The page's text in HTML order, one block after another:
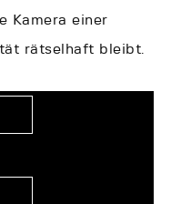
Kamera einer
rätselhaft bleibt.